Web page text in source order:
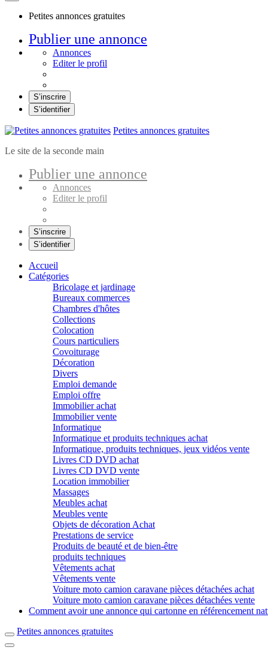
Petites annonces gratuites
Publier une annonce
Annonces
Editer le profil
S’inscrire
S’identifier
Petites annonces gratuites
Le site de la seconde main
Publier une annonce
Annonces
Editer le profil
S’inscrire
S’identifier
Accueil
Catégories
Bricolage et jardinage
Bureaux commerces
Chambres d'hôtes
Collections
Colocation
Cours particuliers
Covoiturage
Décoration
Divers
Emploi demande
Emploi offre
Immobilier achat
Immobilier vente
Informatique
Informatique et produits techniques achat
Informatique, produits techniques, jeux vidéos vente
Livres CD DVD achat
Livres CD DVD vente
Location immobilier
Massages
Meubles achat
Meubles vente
Objets de décoration Achat
Prestations de service
Produits de beauté et de bien-être
produits techniques
Vêtements achat
Vêtements vente
Voiture moto camion caravane pièces détachées achat
Voiture moto camion caravane pièces détachées vente
Comment avoir une annonce qui cartonne en référencement
Petites annonces gratuites